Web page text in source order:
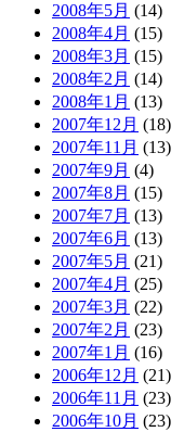
2008年5月 (14)
2008年4月 (15)
2008年3月 (15)
2008年2月 (14)
2008年1月 (13)
2007年12月 (18)
2007年11月 (13)
2007年9月 (4)
2007年8月 (15)
2007年7月 (13)
2007年6月 (13)
2007年5月 (21)
2007年4月 (25)
2007年3月 (22)
2007年2月 (23)
2007年1月 (16)
2006年12月 (21)
2006年11月 (23)
2006年10月 (23)